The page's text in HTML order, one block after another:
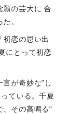
願の芸⼤に 合
。
初恋の思い出
にとって初恋
⾔が奇妙な” し
ている。千夏
、その⾼鳴る“